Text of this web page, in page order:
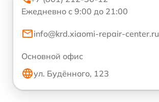
Ежедневно с 9:00 до 21:00
info@krd.xiaomi-repair-center.ru
Основной офис
ул. Будённого, 123